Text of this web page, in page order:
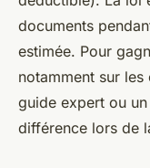
documents
estimée. Pour
notamment sur
guide expert ou un
différence lors de